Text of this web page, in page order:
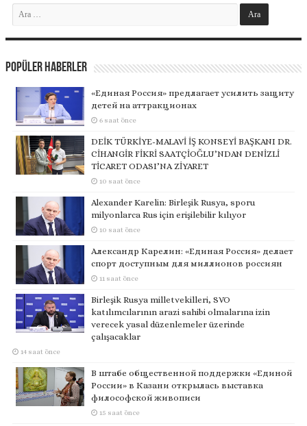
Popüler Haberler
«Единая Россия» предлагает усилить защиту
детей на аттракционах
6 saat önce
DEİK TÜRKİYE-MALAVİ İŞ KONSEYİ BAŞKANI DR.
CİHANGİR FİKRİ SAATÇİOĞLU’NDAN DENİZLİ
TİCARET ODASI’NA ZİYARET
10 saat önce
Alexander Karelin: Birleşik Rusya, sporu
milyonlarca Rus için erişilebilir kılıyor
10 saat önce
Александр Карелин: «Единая Россия» делает
спорт доступным для миллионов россиян
11 saat önce
Birleşik Rusya milletvekilleri, SVO
katılımcılarının arazi sahibi olmalarına izin
verecek yasal düzenlemeler üzerinde
çalışacaklar
14 saat önce
В штабе общественной поддержки «Единой
России» в Казани открылась выставка
философской живописи
15 saat önce